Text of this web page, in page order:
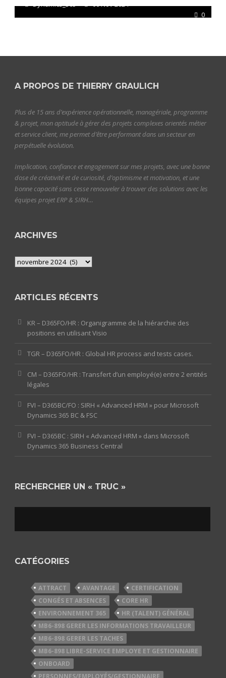
0
Dynamics_365 06 Nov 2024
A PROPOS DE THIERRY GRAULICH
Plus de 15 ans d’expérience opérationnelle, managériale, programme
& projet, mon aptitude à gérer des projets complexes orientés métier
et service client, me permet d’être performant dans un secteur en
perpétuelle évolution.
Implication, confiance et engagement sur mes projets, avec une bonne
dose de créativité et de curiosité, d’optimisme et motivation, et une
bonne capacité sans cesse renouveler à trouver des solutions avec les
équipes projet ERP & SIRH…
ARCHIVES
Archives
ARTICLES RÉCENTS
KR – D365FO/HR : Organigramme de la hiérarchie des
positions en utilisant Visio
TGR – D365FO/HR : Global HR process and tests cases.
CM – D365FO/HR : Transfert d’un employé(e) entre 2 entités
légales
FVI – D365BC/FO : SIRH « Advanced HRM » pour Microsoft
Dynamics 365 BC & FSC
FVI – D365BC : SIRH « Advanced HRM » dans Microsoft
Dynamics 365 Business Central
RECHERCHER UN « TRUC »
CATÉGORIES
ATTRACT AVANTAGE
CERTIFICATION
CONGÉS ET ABSENCES
CORE HR
ENVIRONNEMENT 365
HR (TALENT) GÉNÉRAL
MB6-898 GERER LES INFORMATIONS TRAVAILLEUR
MB6-898 GERER LES TACHES
MB6-898 LIBRE-SERVICE EMPLOYE ET GESTIONNAIRE
ONBOARD